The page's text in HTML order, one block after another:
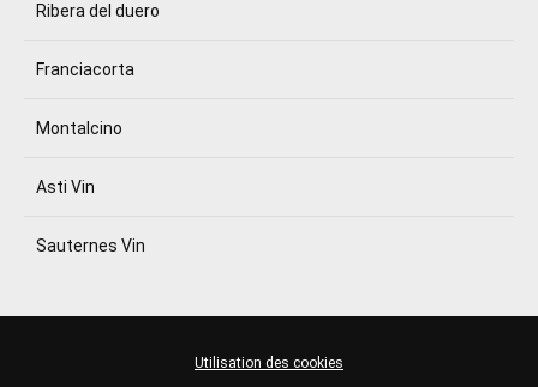
Ribera del duero
Franciacorta
Montalcino
Asti Vin
Sauternes Vin
Utilisation des cookies